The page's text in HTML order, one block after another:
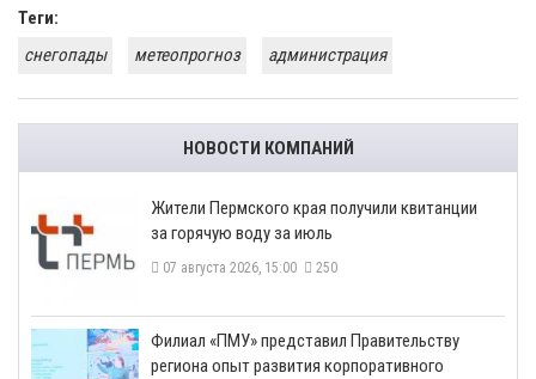
Теги:
снегопады
метеопрогноз администрация
НОВОСТИ КОМПАНИЙ
​Жители Пермского края получили квитанции
за горячую воду за июль
07 августа 2026, 15:00 250
​Филиал «ПМУ» представил Правительству
региона опыт развития корпоративного